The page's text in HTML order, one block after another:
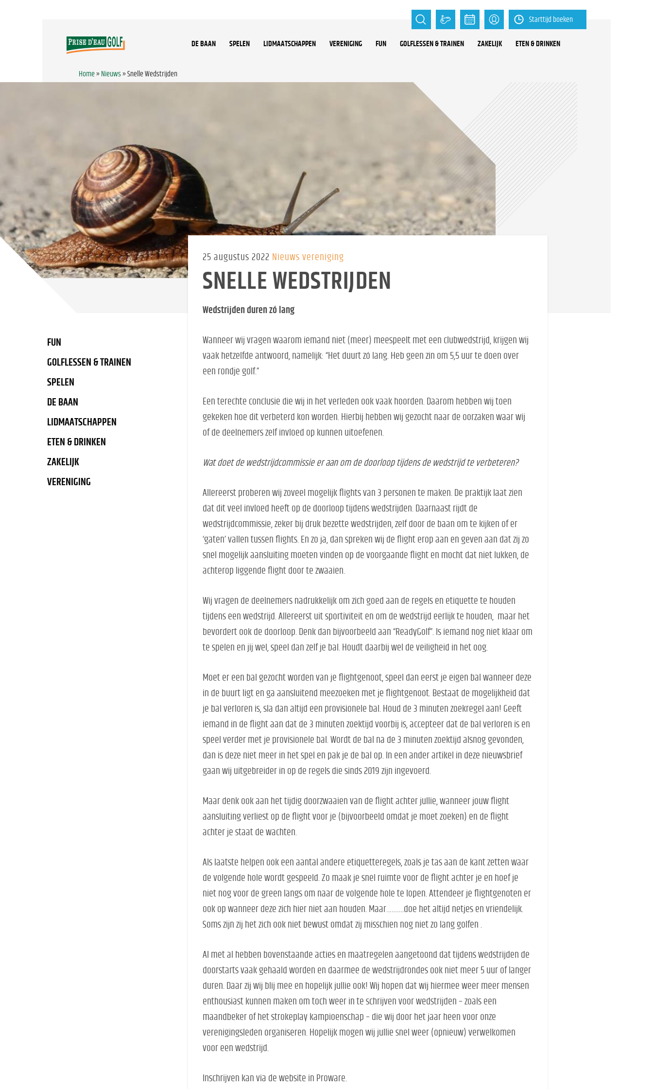
Starttijd boeken
DE BAAN SPELEN LIDMAATSCHAPPEN VERENIGING FUN GOLFLESSEN & TRAINEN ZAKELIJK ETEN & DRINKEN
Home» Nieuws»Snelle Wedstrijden
FUN
GOLFLESSEN & TRAINEN
SPELEN
DE BAAN
LIDMAATSCHAPPEN
ETEN & DRINKEN
ZAKELIJK
VERENIGING
25 augustus 2022 Nieuws vereniging
SNELLE WEDSTRIJDEN
Wedstrijden duren zó lang
Wanneer wij vragen waarom iemand niet (meer) meespeelt met een clubwedstrijd, krijgen wij
vaak hetzelfde antwoord, namelijk: “Het duurt zó lang. Heb geen zin om 5,5 uur te doen over
een rondje golf.”
Een terechte conclusie die wij in het verleden ook vaak hoorden. Daarom hebben wij toen
gekeken hoe dit verbeterd kon worden. Hierbij hebben wij gezocht naar de oorzaken waar wij
of de deelnemers zelf invloed op kunnen uitoefenen.
Wat doet de wedstrijdcommissie er aan om de doorloop tijdens de wedstrijd te verbeteren?
Allereerst proberen wij zoveel mogelijk flights van 3 personen te maken. De praktijk laat zien
dat dit veel invloed heeft op de doorloop tijdens wedstrijden. Daarnaast rijdt de
wedstrijdcommissie, zeker bij druk bezette wedstrijden, zelf door de baan om te kijken of er
‘gaten’ vallen tussen flights. En zo ja, dan spreken wij de flight erop aan en geven aan dat zij zo
snel mogelijk aansluiting moeten vinden op de voorgaande flight en mocht dat niet lukken, de
achterop liggende flight door te zwaaien.
Wij vragen de deelnemers nadrukkelijk om zich goed aan de regels en etiquette te houden
tijdens een wedstrijd. Allereerst uit sportiviteit en om de wedstrijd eerlijk te houden, maar het
bevordert ook de doorloop. Denk dan bijvoorbeeld aan “ReadyGolf”. Is iemand nog niet klaar om
te spelen en jij wel, speel dan zelf je bal. Houdt daarbij wel de veiligheid in het oog.
Moet er een bal gezocht worden van je flightgenoot, speel dan eerst je eigen bal wanneer deze
in de buurt ligt en ga aansluitend meezoeken met je flightgenoot. Bestaat de mogelijkheid dat
je bal verloren is, sla dan altijd een provisionele bal. Houd de 3 minuten zoekregel aan! Geeft
iemand in de flight aan dat de 3 minuten zoektijd voorbij is, accepteer dat de bal verloren is en
speel verder met je provisionele bal. Wordt de bal na de 3 minuten zoektijd alsnog gevonden,
dan is deze niet meer in het spel en pak je de bal op. In een ander artikel in deze nieuwsbrief
gaan wij uitgebreider in op de regels die sinds 2019 zijn ingevoerd.
Maar denk ook aan het tijdig doorzwaaien van de flight achter jullie, wanneer jouw flight
aansluiting verliest op de flight voor je (bijvoorbeeld omdat je moet zoeken) en de flight
achter je staat de wachten.
Als laatste helpen ook een aantal andere etiquetteregels, zoals je tas aan de kant zetten waar
de volgende hole wordt gespeeld. Zo maak je snel ruimte voor de flight achter je en hoef je
niet nog voor de green langs om naar de volgende hole te lopen. Attendeer je flightgenoten er
ook op wanneer deze zich hier niet aan houden. Maar……….doe het altijd netjes en vriendelijk.
Soms zijn zij het zich ook niet bewust omdat zij misschien nog niet zo lang golfen .
Al met al hebben bovenstaande acties en maatregelen aangetoond dat tijdens wedstrijden de
doorstarts vaak gehaald worden en daarmee de wedstrijdrondes ook niet meer 5 uur of langer
duren. Daar zij wij blij mee en hopelijk jullie ook! Wij hopen dat wij hiermee weer meer mensen
enthousiast kunnen maken om toch weer in te schrijven voor wedstrijden – zoals een
maandbeker of het strokeplay kampioenschap – die wij door het jaar heen voor onze
verenigingsleden organiseren. Hopelijk mogen wij jullie snel weer (opnieuw) verwelkomen
voor een wedstrijd.
Inschrijven kan via de website in Proware.